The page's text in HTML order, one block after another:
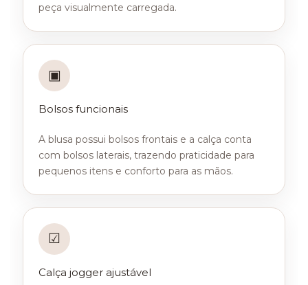
peça visualmente carregada.
▣
Bolsos funcionais
A blusa possui bolsos frontais e a calça conta
com bolsos laterais, trazendo praticidade para
pequenos itens e conforto para as mãos.
☑
Calça jogger ajustável